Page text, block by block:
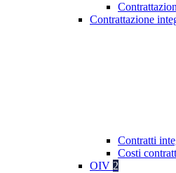
Contrattazione
Contratti
Costi
OIV 2